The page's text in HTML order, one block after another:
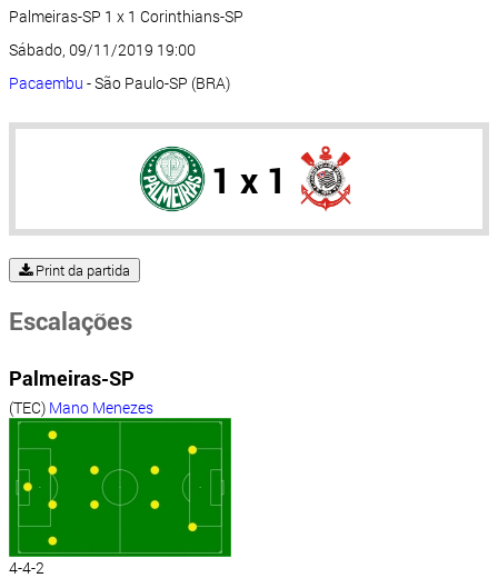
Palmeiras-SP 1 x 1 Corinthians-SP
Sábado, 09/11/2019 19:00
Pacaembu - São Paulo-SP (BRA)
1 x 1
Print da partida
Escalações
Palmeiras-SP
(TEC) Mano Menezes
4-4-2